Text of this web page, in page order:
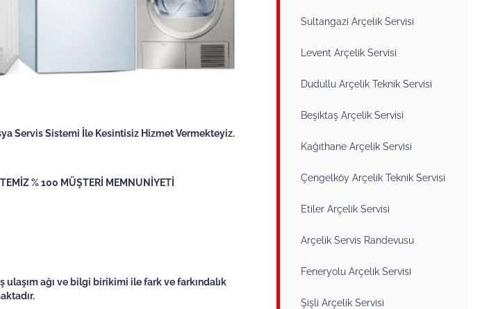
Servis Sistemi İle Kesintisiz Hizmet Vermekteyiz.
% 100 MÜŞTERİ MEMNUNİYETİ
ağı ve bilgi birikimi ile fark ve farkındalık
Sultangazi Arçelik Servisi
Levent Arçelik Servisi
Dudullu Arçelik Teknik Servisi
Beşiktaş Arçelik Servisi
Kağıthane Arçelik Servisi
Çengelköy Arçelik Teknik Servisi
Etiler Arçelik Servisi
Arçelik Servis Randevusu
Feneryolu Arçelik Servisi
Şişli Arçelik Servisi